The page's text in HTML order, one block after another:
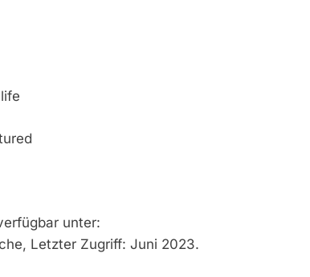
unter:
Letzter Zugriff: Juni 2023.